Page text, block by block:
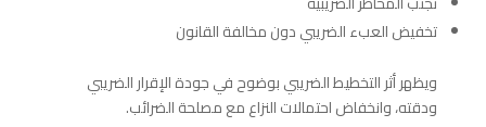
تخفيض العبء الضريبي دون مخالفة القانون
ويظهر أثر التخطيط الضريبي بوضوح في جودة الإقرار الضريبي
ودقته، وانخفاض احتمالات النزاع مع مصلحة الضرائب.